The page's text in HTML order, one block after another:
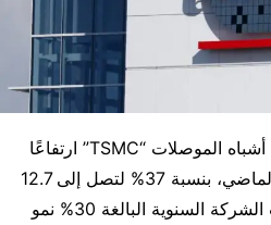
سجلت شركة تايوان لصناعة أشباه الموصلات “TSMC” ارتفاعًا
قويًا في مبيعاتها خلال يناير الماضي، بنسبة 37% لتصل إلى 12.7
مليار دولار، متجاوزة توقعات الشركة السنوية البالغة 30% نمو